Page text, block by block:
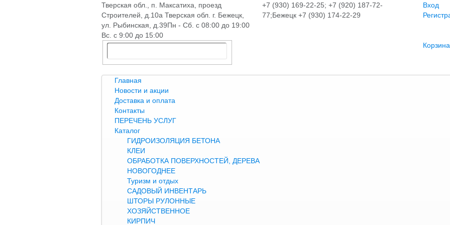
Тверская обл., п. Максатиха, проезд
Строителей, д.10а Тверская обл. г. Бежецк,
ул. Рыбинская, д.39Пн - Сб. с 08:00 до 19:00
Вс. с 9:00 до 15:00
+7 (930) 169-22-25; +7 (920) 187-72-
77;Бежецк +7 (930) 174-22-29
Вход
Главная
Новости и акции
Доставка и оплата
Контакты
ПЕРЕЧЕНЬ УСЛУГ
Каталог
ГИДРОИЗОЛЯЦИЯ БЕТОНА
КЛЕИ
ОБРАБОТКА ПОВЕРХНОСТЕЙ, ДЕРЕВА
НОВОГОДНЕЕ
Туризм и отдых
САДОВЫЙ ИНВЕНТАРЬ
ШТОРЫ РУЛОННЫЕ
ХОЗЯЙСТВЕННОЕ
КИРПИЧ